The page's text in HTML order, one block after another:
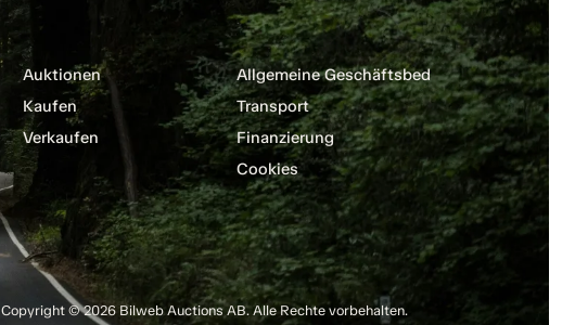
Auktionen
Kaufen
Verkaufen
Allgemeine Geschäftsbedingungen
Transport
Finanzierung
Cookies
Copyright © 2026 Bilweb Auctions AB. Alle Rechte vorbehalten.